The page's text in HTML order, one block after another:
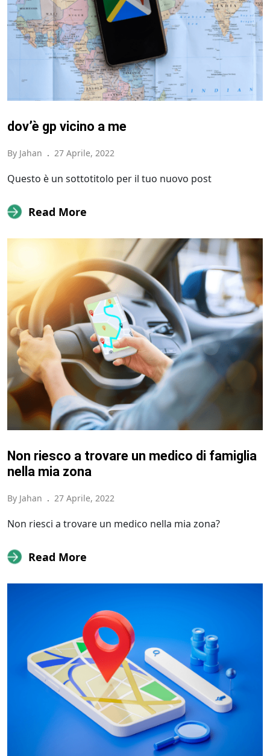
dov’è gp vicino a me
By Jahan . 27 Aprile, 2022
Questo è un sottotitolo per il tuo nuovo post
Read More
Non riesco a trovare un medico di famiglia
nella mia zona
By Jahan . 27 Aprile, 2022
Non riesci a trovare un medico nella mia zona?
Read More